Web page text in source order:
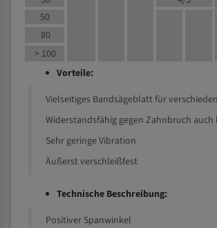
50
80
> 100
Vorteile:
Vielseitiges Bandsägeblatt für
Widerstandsfähig gegen Zahnbruch
Sehr geringe Vibration
Äußerst verschleißfest
Technische Beschreibung:
Positiver Spanwinkel